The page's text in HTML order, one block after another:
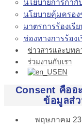
นโยบายการกำกั
นโยบายคุ้มครอ
มาตรการร้องเรี
ช่องทางการร้อง
ข่าวสารและบทค
ร่วมงานกับเรา
EN
Consent คืออ
ข้อมูลส่
พฤษภาคม